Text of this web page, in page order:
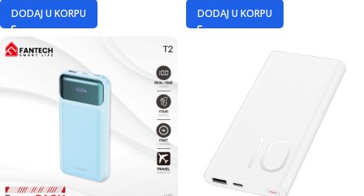
DODAJ U KORPU DODAJ U KORPU